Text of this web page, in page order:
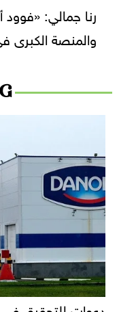
رنا جمالي: «فوود
والمنصة الكبرى